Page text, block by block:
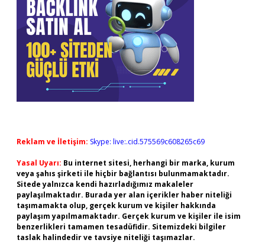
Reklam ve İletişim: Skype: live:.cid.575569c608265c69
Yasal Uyarı: Bu internet sitesi, herhangi bir marka, kurum
veya şahıs şirketi ile hiçbir bağlantısı bulunmamaktadır.
Sitede yalnızca kendi hazırladığımız makaleler
paylaşılmaktadır. Burada yer alan içerikler haber niteliği
taşımamakta olup, gerçek kurum ve kişiler hakkında
paylaşım yapılmamaktadır. Gerçek kurum ve kişiler ile isim
benzerlikleri tamamen tesadüfidir. Sitemizdeki bilgiler
taslak halindedir ve tavsiye niteliği taşımazlar.